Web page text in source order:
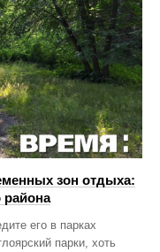
зон отдыха:
района
его в парках
парки, хоть